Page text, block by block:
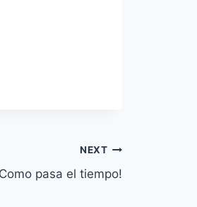
NEXT
pasa el tiempo!